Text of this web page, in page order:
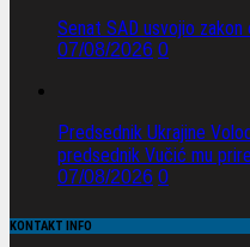
Senat SAD usvojio zakon
07/08/2026 0
Predsednik Ukrajine
predsednik Vučić mu
07/08/2026 0
KONTAKT INFO